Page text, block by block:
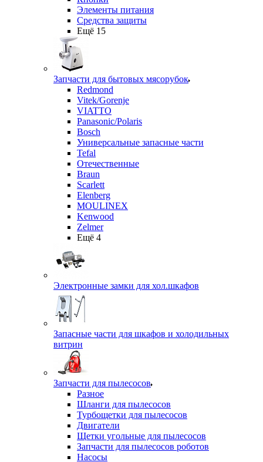
Элементы питания
Средства защиты
Ещё 15
Запчасти для бытовых мясорубок
Redmond
Vitek/Gorenje
VIATTO
Panasonic/Polaris
Bosch
Универсальные запасные части
Tefal
Отечественные
Braun
Scarlett
Elenberg
MOULINEX
Kenwood
Zelmer
Ещё 4
Электронные замки для хол.шкафов
Запасные части для шкафов и холодильных
витрин
Запчасти для пылесосов
Разное
Шланги для пылесосов
Турбощетки для пылесосов
Двигатели
Щетки угольные для пылесосов
Запчасти для пылесосов роботов
Насосы